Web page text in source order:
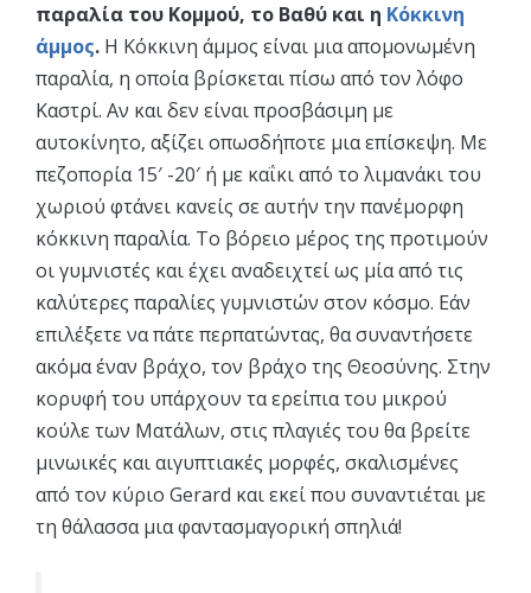
παραλία του Κομμού, το Βαθύ και η Κόκκινη
άμμος. Η Κόκκινη άμμος είναι μια απομονωμένη
παραλία, η οποία βρίσκεται πίσω από τον λόφο
Καστρί. Αν και δεν είναι προσβάσιμη με
αυτοκίνητο, αξίζει οπωσδήποτε μια επίσκεψη. Με
πεζοπορία 15′ -20′ ή με καΐκι από το λιμανάκι του
χωριού φτάνει κανείς σε αυτήν την πανέμορφη
κόκκινη παραλία. Το βόρειο μέρος της προτιμούν
οι γυμνιστές και έχει αναδειχτεί ως μία από τις
καλύτερες παραλίες γυμνιστών στον κόσμο. Εάν
επιλέξετε να πάτε περπατώντας, θα συναντήσετε
ακόμα έναν βράχο, τον βράχο της Θεοσύνης. Στην
κορυφή του υπάρχουν τα ερείπια του μικρού
κούλε των Ματάλων, στις πλαγιές του θα βρείτε
μινωικές και αιγυπτιακές μορφές, σκαλισμένες
από τον κύριο Gerard και εκεί που συναντιέται με
τη θάλασσα μια φαντασμαγορική σπηλιά!